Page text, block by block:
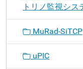
トリノ監視シス
MuRad-SiTCP
uPIC